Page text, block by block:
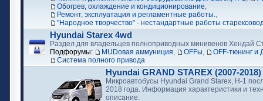
Обогрев, охлаждение и кондиционирование,
Ремонт, эксплуатация и регламентные работы.,
"Народное творчество" - нестандартные работы
Hyundai Starex 4wd
Раздел для владельцев полноприводных минивенов Хендай
Подфорумы:
MUDовая аммуниция, OFFы,
OFF-тюнинг и
Cистема полного привода
Hyundai GRAND STAREX (2007-2018)
Микроавтобусы Hyundai Grand Starex, H-1
2018 года. Информация характеристики и
описание.